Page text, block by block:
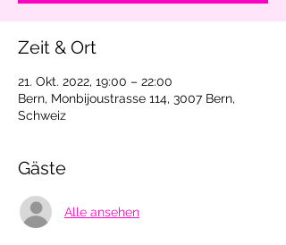
Zeit & Ort
21. Okt. 2022, 19:00 – 22:00
Bern, Monbijoustrasse 114, 3007 Bern,
Schweiz
Gäste
Alle ansehen